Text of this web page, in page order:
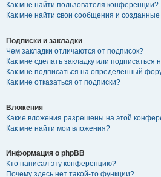
Как мне найти пользователя конференции?
Как мне найти свои сообщения и
Подписки и закладки
Чем закладки отличаются от подписок?
Как мне сделать закладку или
Как мне подписаться на определённый
Как мне отказаться от подписки?
Вложения
Какие вложения разрешены на этой
Как мне найти мои вложения?
Информация о phpBB
Кто написал эту конференцию?
Почему здесь нет такой-то функции?